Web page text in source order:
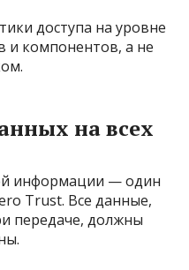
доступа на уровне
и компонентов, а не
на всех
информации — один
Trust. Все данные,
передаче, должны